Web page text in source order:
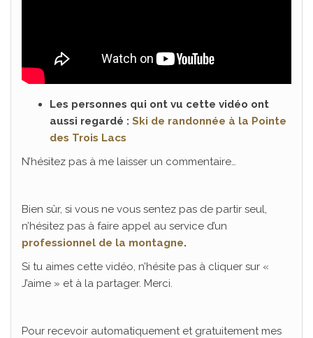
Les personnes qui ont vu cette vidéo ont
aussi regardé : Ski de randonnée à la Pointe
des Trois Lacs
N’hésitez pas à me laisser un commentaire…
Bien sûr, si vous ne vous sentez pas de partir seul,
n’hésitez pas à faire appel au service d’un
professionnel de la montagne.
Si tu aimes cette vidéo, n’hésite pas à cliquer sur «
J’aime » et à la partager. Merci.
Pour recevoir automatiquement et gratuitement mes